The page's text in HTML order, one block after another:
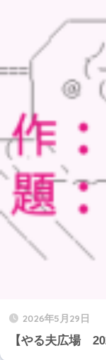
2026年5月29日
【やる夫広場